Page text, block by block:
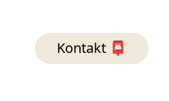
Kontakt 📮